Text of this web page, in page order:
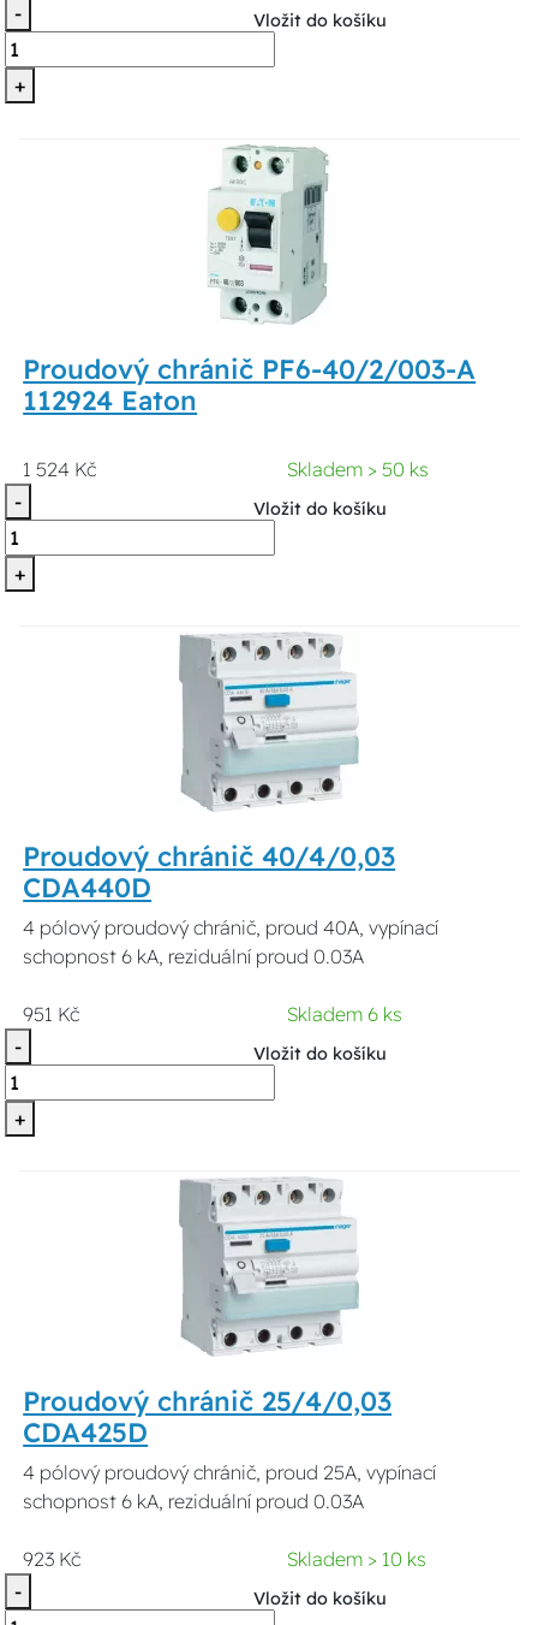
-
+
Vložit do košíku
Proudový chránič PF6-40/2/003-A
112924 Eaton
1 524 Kč
Skladem > 50 ks
-
+
Vložit do košíku
Proudový chránič 40/4/0,03
CDA440D
4 pólový proudový chránič, proud 40A, vypínací
schopnost 6 kA, reziduální proud 0.03A
951 Kč
Skladem 6 ks
-
+
Vložit do košíku
Proudový chránič 25/4/0,03
CDA425D
4 pólový proudový chránič, proud 25A, vypínací
schopnost 6 kA, reziduální proud 0.03A
923 Kč
Skladem > 10 ks
-
Vložit do košíku